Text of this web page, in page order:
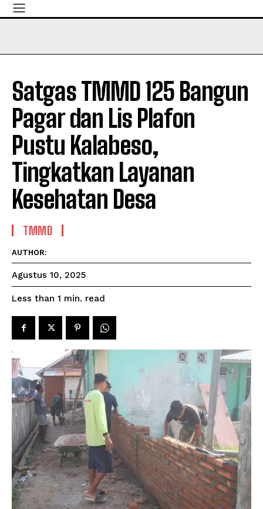
Satgas TMMD 125 Bangun
Pagar dan Lis Plafon
Pustu Kalabeso,
Tingkatkan Layanan
Kesehatan Desa
TMMD
AUTHOR:
Agustus 10, 2025
Less than 1 min. read